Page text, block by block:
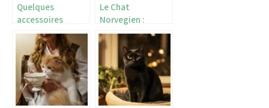
Quelques
accessoires
indispensables
pour les chats
Le Chat
Norvegien :
Decouvrez ses
origines, soins et
caractere